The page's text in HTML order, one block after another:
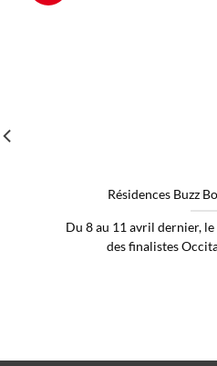
Résidences Buzz
Du 8 au 11 avril dernier,
des finalistes